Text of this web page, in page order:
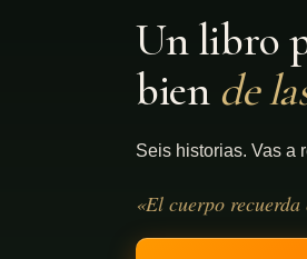
Un libro
bien de
Seis historias. Vas a
«El cuerpo